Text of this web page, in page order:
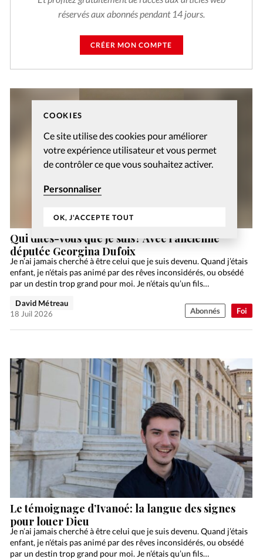
COOKIES
Ce site utilise des cookies pour améliorer
votre expérience utilisateur et vous permet
de contrôler ce que vous souhaitez activer.
Personnaliser
OK, J'ACCEPTE TOUT
réservés aux abonnés pendant 14 jours.
CRÉER MON COMPTE
Foi
Qui dites-vous que je suis? Avec l’ancienne
députée Georgina Dufoix
Je n’ai jamais cherché à être celui que je suis devenu. Quand j’étais
enfant, je n’étais pas animé par des rêves inconsidérés, ou obsédé
par un destin trop grand pour moi. Je n’étais qu’un fils…
David Métreau
18 Juil 2026
Abonnés
Le témoignage d’Ivanoé: la langue des signes
pour louer Dieu
Je n’ai jamais cherché à être celui que je suis devenu. Quand j’étais
enfant, je n’étais pas animé par des rêves inconsidérés, ou obsédé
par un destin trop grand pour moi. Je n’étais qu’un fils…